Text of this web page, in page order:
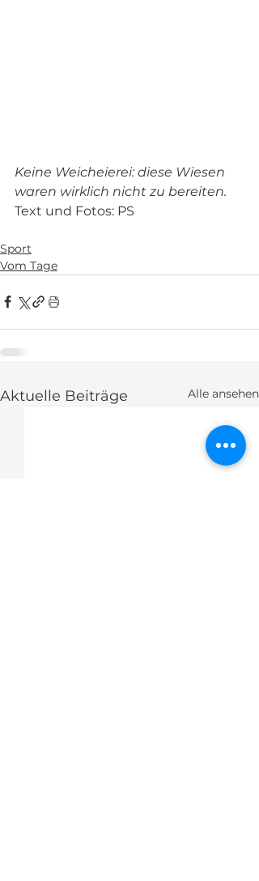
Keine Weicheierei: diese Wiesen
waren wirklich nicht zu bereiten.
Text und Fotos: PS
Sport
Vom Tage
Aktuelle Beiträge Alle ansehen